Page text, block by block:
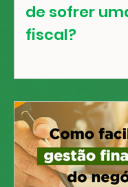
de sofrer
fiscal?